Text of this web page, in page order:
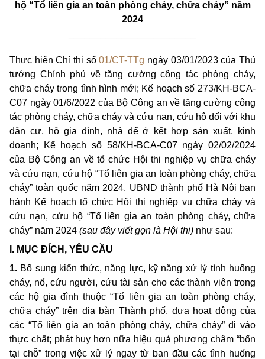
hộ “Tổ liên gia an toàn phòng cháy, chữa cháy” năm
2024
Thực hiện Chỉ thị số01/CT-TTg ngày 03/01/2023 của Thủ
tướng Chính phủ về tăng cường công tác phòng cháy,
chữa cháy trong tình hình mới; Kế hoạch số 273/KH-BCA-
C07 ngày 01/6/2022 của Bộ Công an về tăng cường công
tác phòng cháy, chữa cháy và cứu nạn, cứu hộ đối với khu
dân cư, hộ gia đình, nhà để ở kết hợp sản xuất, kinh
doanh; Kế hoạch số 58/KH-BCA-C07 ngày 02/02/2024
của Bộ Công an về tổ chức Hội thi nghiệp vụ chữa cháy
và cứu nạn, cứu hộ “Tổ liên gia an toàn phòng cháy, chữa
cháy” toàn quốc năm 2024, UBND thành phố Hà Nội ban
hành Kế hoạch tổ chức Hội thi nghiệp vụ chữa cháy và
cứu nạn, cứu hộ “Tổ liên gia an toàn phòng cháy, chữa
cháy” năm 2024 (sau đây viết gọn là Hội thi) như sau:
I. MỤC ĐÍCH, YÊU CẦU
1. Bổ sung kiến thức, năng lực, kỹ năng xử lý tình huống
cháy, nổ, cứu người, cứu tài sản cho các thành viên trong
các hộ gia đình thuộc “Tổ liên gia an toàn phòng cháy,
chữa cháy” trên địa bàn Thành phố, đưa hoạt động của
các “Tổ liên gia an toàn phòng cháy, chữa cháy” đi vào
thực chất; phát huy hơn nữa hiệu quả phương châm “bốn
tại chỗ” trong việc xử lý ngay từ ban đầu các tình huống